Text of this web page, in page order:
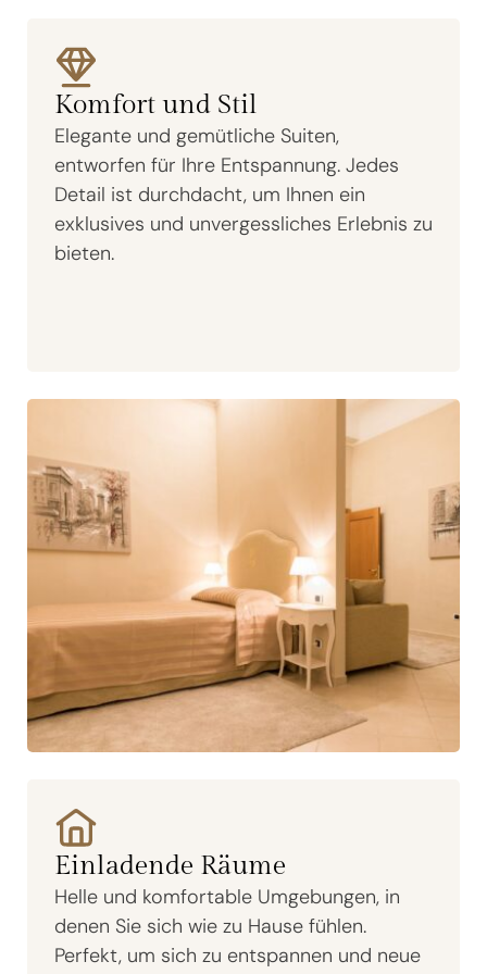
Komfort und Stil
Elegante und gemütliche Suiten,
entworfen für Ihre Entspannung. Jedes
Detail ist durchdacht, um Ihnen ein
exklusives und unvergessliches Erlebnis zu
bieten.
Einladende Räume
Helle und komfortable Umgebungen, in
denen Sie sich wie zu Hause fühlen.
Perfekt, um sich zu entspannen und neue